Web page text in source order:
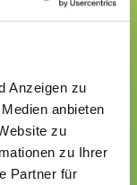
Anzeigen zu
anbieten
zu
zu Ihrer
Partner für
der
mit denen
nicht nur
Mode oder
kann.“